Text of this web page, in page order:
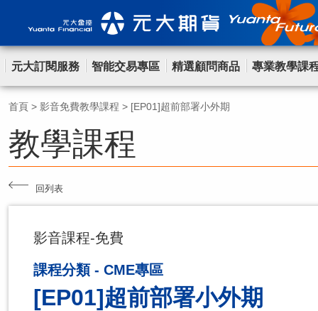
元大訂閱服務 智能交易專區 精選顧問商品 專業教學課
首頁 > 影音免費教學課程 > [EP01]超前部署小外期
教學課程
回列表
影音課程-免費
課程分類 - CME專區
[EP01]超前部署小外期